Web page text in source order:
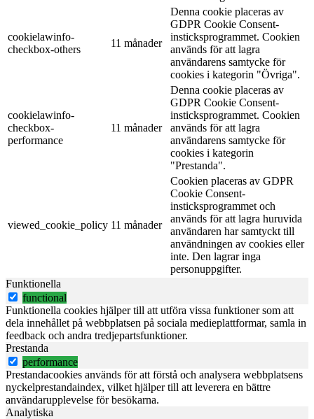
cookielawinfo-
checkbox-others
11 månader
Denna cookie placeras av
GDPR Cookie Consent-
insticksprogrammet. Cookien
används för att lagra
användarens samtycke för
cookies i kategorin "Övriga".
cookielawinfo-
checkbox-
performance
11 månader
Denna cookie placeras av
GDPR Cookie Consent-
insticksprogrammet. Cookien
används för att lagra
användarens samtycke för
cookies i kategorin
"Prestanda".
viewed_cookie_policy 11 månader
Cookien placeras av GDPR
Cookie Consent-
insticksprogrammet och
används för att lagra huruvida
användaren har samtyckt till
användningen av cookies eller
inte. Den lagrar inga
personuppgifter.
Funktionella
functional
Funktionella cookies hjälper till att utföra vissa funktioner som att
dela innehållet på webbplatsen på sociala medieplattformar, samla in
feedback och andra tredjepartsfunktioner.
Prestanda
performance
Prestandacookies används för att förstå och analysera webbplatsens
nyckelprestandaindex, vilket hjälper till att leverera en bättre
användarupplevelse för besökarna.
Analytiska